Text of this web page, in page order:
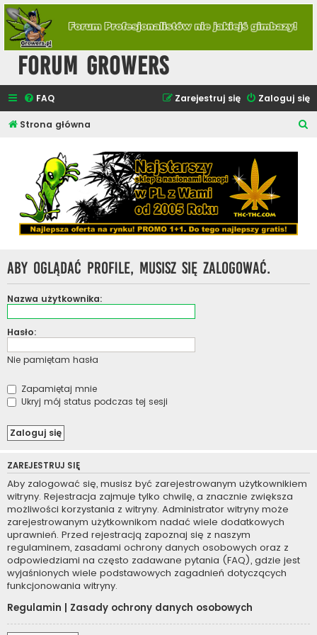
Forum Growers
FAQ Zaloguj się
Zarejestruj się
Strona główna
Aby oglądać profile, musisz się zalogować.
Nazwa użytkownika:
Hasło:
Nie pamiętam hasła
Zapamiętaj mnie
Ukryj mój status podczas tej sesji
ZAREJESTRUJ SIĘ
Aby zalogować się, musisz być zarejestrowanym użytkownikiem
witryny. Rejestracja zajmuje tylko chwilę, a znacznie zwiększa
możliwości korzystania z witryny. Administrator witryny może
zarejestrowanym użytkownikom nadać wiele dodatkowych
uprawnień. Przed rejestracją zapoznaj się z naszym
regulaminem, zasadami ochrony danych osobowych oraz z
odpowiedziami na często zadawane pytania (FAQ), gdzie jest
wyjaśnionych wiele podstawowych zagadnień dotyczących
funkcjonowania witryny.
Regulamin | Zasady ochrony danych osobowych